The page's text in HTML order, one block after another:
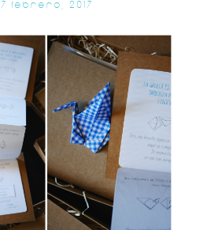
17 FEBRERO, 2017